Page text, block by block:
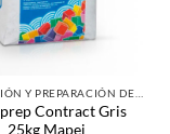
Contract Gris
25kg Mapei